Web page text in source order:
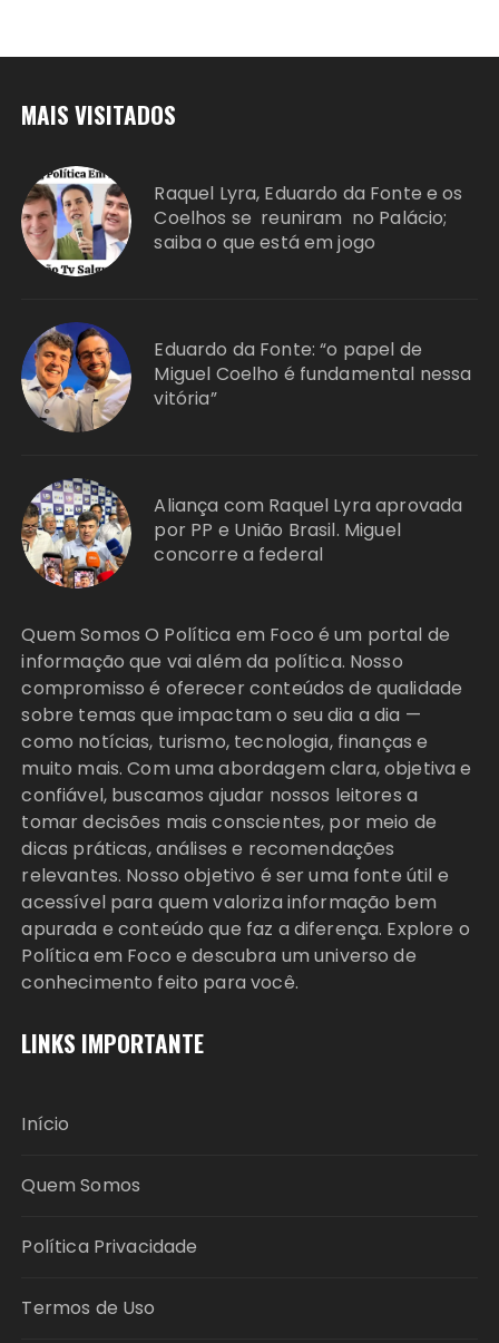
MAIS VISITADOS
Raquel Lyra, Eduardo da Fonte e os
Coelhos se reuniram no Palácio;
saiba o que está em jogo
Eduardo da Fonte: “o papel de
Miguel Coelho é fundamental nessa
vitória”
Aliança com Raquel Lyra aprovada
por PP e União Brasil. Miguel
concorre a federal
Quem Somos O Política em Foco é um portal de
informação que vai além da política. Nosso
compromisso é oferecer conteúdos de qualidade
sobre temas que impactam o seu dia a dia —
como notícias, turismo, tecnologia, finanças e
muito mais. Com uma abordagem clara, objetiva e
confiável, buscamos ajudar nossos leitores a
tomar decisões mais conscientes, por meio de
dicas práticas, análises e recomendações
relevantes. Nosso objetivo é ser uma fonte útil e
acessível para quem valoriza informação bem
apurada e conteúdo que faz a diferença. Explore o
Política em Foco e descubra um universo de
conhecimento feito para você.
LINKS IMPORTANTE
Início
Quem Somos
Política Privacidade
Termos de Uso